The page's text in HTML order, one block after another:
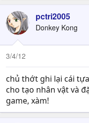
pctri2005
Donkey Kong
3/4/12
chủ thớt ghi lại cái
cho tạo nhân vật và
game, xàm!